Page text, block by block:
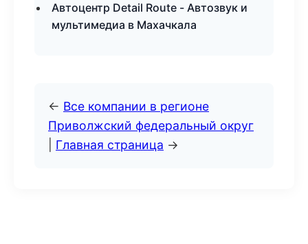
Автоцентр Detail Route - Автозвук и
мультимедиа в Махачкала
← Все компании в регионе
Приволжский федеральный округ
Главная страница →